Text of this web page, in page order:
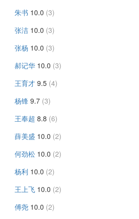
朱书 10.0 (3)
张洁 10.0 (3)
张杨 10.0 (3)
郝记华 10.0 (3)
王育才 9.5 (4)
杨锋 9.7 (3)
王奉超 8.8 (6)
薛美盛 10.0 (2)
何劲松 10.0 (2)
杨利 10.0 (2)
王上飞 10.0 (2)
傅尧 10.0 (2)